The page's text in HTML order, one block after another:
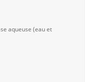
aqueuse (eau et